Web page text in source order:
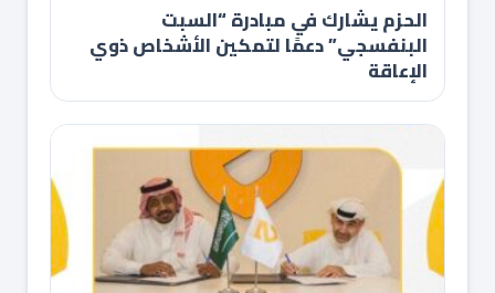
الحزم يشارك في مبادرة “السبت
البنفسجي” دعمًا لتمكين الأشخاص ذوي
الإعاقة